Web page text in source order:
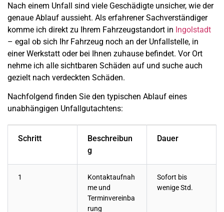
Nach einem Unfall sind viele Geschädigte unsicher, wie der
genaue Ablauf aussieht. Als erfahrener Sachverständiger
komme ich direkt zu Ihrem Fahrzeugstandort in Ingolstadt
– egal ob sich Ihr Fahrzeug noch an der Unfallstelle, in
einer Werkstatt oder bei Ihnen zuhause befindet. Vor Ort
nehme ich alle sichtbaren Schäden auf und suche auch
gezielt nach verdeckten Schäden.
Nachfolgend finden Sie den typischen Ablauf eines
unabhängigen Unfallgutachtens:
Schritt
Beschreibun
g
Dauer
1
Kontaktaufnah
me und
Terminvereinba
rung
Sofort bis
wenige Std.